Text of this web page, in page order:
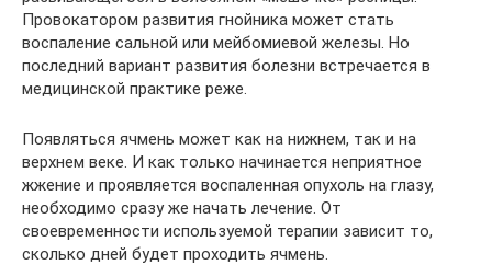
Провокатором развития гнойника может стать
воспаление сальной или мейбомиевой железы. Но
последний вариант развития болезни встречается в
медицинской практике реже.
Появляться ячмень может как на нижнем, так и на
верхнем веке. И как только начинается неприятное
жжение и проявляется воспаленная опухоль на глазу,
необходимо сразу же начать лечение. От
своевременности используемой терапии зависит то,
сколько дней будет проходить ячмень.